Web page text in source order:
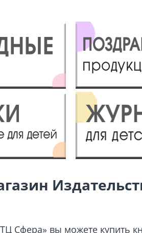
Сфера» вы можете купить